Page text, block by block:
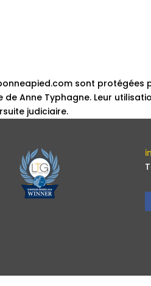
sont protégées
Anne Typhagne. Leur
judiciaire.